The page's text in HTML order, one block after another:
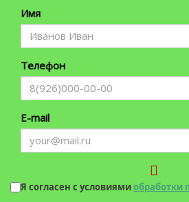
Имя
Телефон
E-mail
Я согласен с условиямиобработки